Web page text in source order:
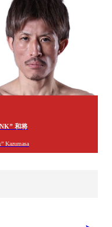
和将
Kazumasa